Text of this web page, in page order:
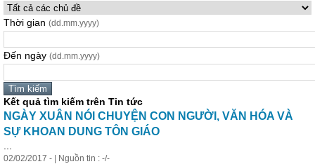
Thời gian (dd.mm.yyyy)
Đến ngày (dd.mm.yyyy)
Kết quả tìm kiếm trên Tin tức
NGÀY XUÂN NÓI CHUYỆN CON NGƯỜI, VĂN HÓA VÀ
SỰ KHOAN DUNG TÔN GIÁO
02/02/2017 - | Nguồn tin : -/-